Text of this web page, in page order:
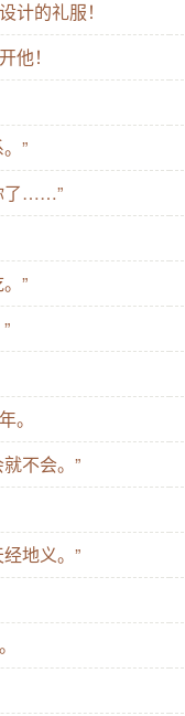
计的礼服！
他！
”
了……”
”
。
不会。”
地义。”